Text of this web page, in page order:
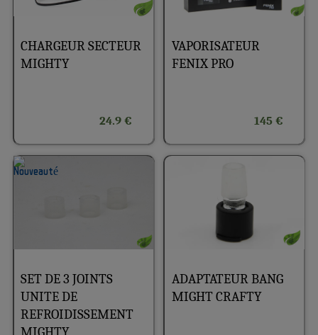
CHARGEUR SECTEUR
MIGHTY
24.9 €
VAPORISATEUR
FENIX PRO
145 €
SET DE 3 JOINTS
UNITE DE
REFROIDISSEMENT
MIGHTY
ADAPTATEUR BANG
MIGHT CRAFTY